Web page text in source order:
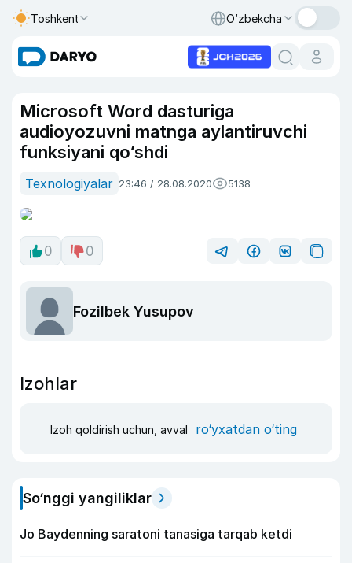
Toshkent O‘zbekcha
Microsoft Word dasturiga
audioyozuvni matnga aylantiruvchi
funksiyani qo‘shdi
Texnologiyalar 23:46 / 28.08.2020 5138
0 0
Fozilbek Yusupov
Izohlar
Izoh qoldirish uchun, avval ro‘yxatdan o‘ting
So‘nggi yangiliklar
Jo Baydenning saratoni tanasiga tarqab ketdi